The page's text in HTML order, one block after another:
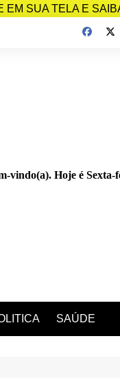
SUA TELA E
vindo(a). Hoje é Sexta-
SAÚDE